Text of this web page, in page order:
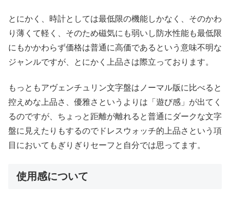
とにかく、時計としては最低限の機能しかなく、そのかわ
り薄くて軽く、そのため磁気にも弱いし防水性能も最低限
にもかかわらず価格は普通に高価であるという意味不明な
ジャンルですが、とにかく上品さは際立っております。
もっともアヴェンチュリン文字盤はノーマル版に比べると
控えめな上品さ、優雅さというよりは「遊び感」が出てく
るのですが、ちょっと距離が離れると普通にダークな文字
盤に見えたりもするのでドレスウォッチ的上品さという項
目においてもぎりぎりセーフと自分では思ってます。
使用感について